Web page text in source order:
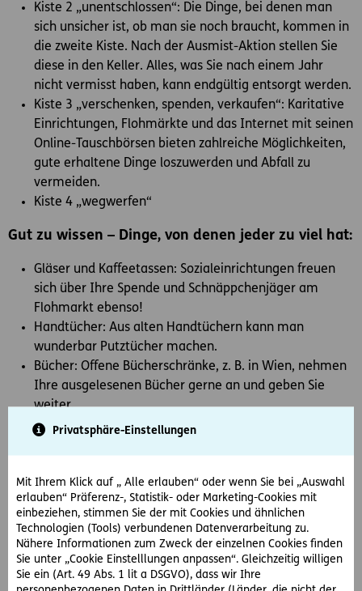
Privatsphäre-Einstellungen
Mit Ihrem Klick auf „ Alle erlauben“ oder wenn Sie bei „Auswahl
erlauben“ Präferenz-, Statistik- oder Marketing-Cookies mit
einbeziehen, stimmen Sie der mit Cookies und ähnlichen
Technologien (Tools) verbundenen Datenverarbeitung zu.
Nähere Informationen zum Zweck der einzelnen Cookies finden
Sie unter „Cookie Einstelllungen anpassen“. Gleichzeitig willigen
Sie ein (Art. 49 Abs. 1 lit a DSGVO), dass wir Ihre
Kiste 2 „unentschlossen“: Die Dinge, bei denen man
sich unsicher ist, ob man sie noch braucht, kommen in
die zweite Kiste. Nach der Ausmist-Aktion stellen Sie
diese in den Keller. Alles, was Sie nach einem Jahr
nicht vermisst haben, kann endgültig entsorgt werden.
Kiste 3 „verschenken, spenden, verkaufen“: Karitative
Einrichtungen, Flohmärkte und das Internet mit seinen
Online-Tauschbörsen bieten zahlreiche Möglichkeiten,
gute erhaltene Dinge loszuwerden und Abfall zu
vermeiden.
Kiste 4 „wegwerfen“
Gut zu wissen – Dinge, von denen jeder zu viel hat:
Gläser und Kaffeetassen: Sozialeinrichtungen freuen
sich über Ihre Spende und Schnäppchenjäger am
Flohmarkt ebenso!
Handtücher: Aus alten Handtüchern kann man
wunderbar Putztücher machen.
Bücher: Offene Bücherschränke, z. B. in Wien, nehmen
Ihre ausgelesenen Bücher gerne an und geben Sie
weiter.
Kleiderbügel: Viele Reinigungen nehmen die
Tipps, um die Ordnung zu halten:
Damit in der aufgeräumten Wohnung nicht bereits nach
kurzer Zeit wieder das Chaos regiert, noch ein paar Tipps:
„One in, one out-Prinzip“: Für jeden neuen Gegenstand,